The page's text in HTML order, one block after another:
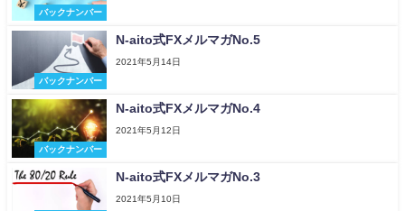
バックナンバー
バックナンバー
N-aito式FXメルマガNo.5
2021年5月14日
バックナンバー
N-aito式FXメルマガNo.4
2021年5月12日
N-aito式FXメルマガNo.3
2021年5月10日